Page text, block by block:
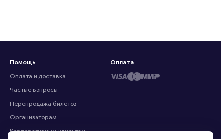
Помощь
Оплата и доставка
Частые вопросы
Перепродажа билетов
Организаторам
Корпоративным клиентам
Оплата